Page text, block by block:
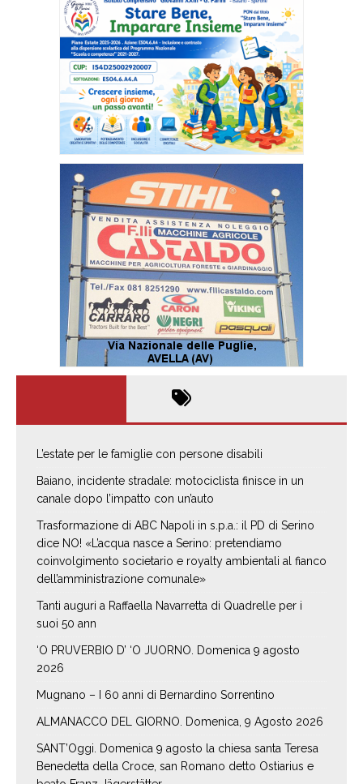
L’estate per le famiglie con persone disabili
Baiano, incidente stradale: motociclista finisce in un
canale dopo l’impatto con un’auto
Trasformazione di ABC Napoli in s.p.a.: il PD di Serino
dice NO! «L’acqua nasce a Serino: pretendiamo
coinvolgimento societario e royalty ambientali al fianco
dell’amministrazione comunale»
Tanti auguri a Raffaella Navarretta di Quadrelle per i
suoi 50 ann
‘O PRUVERBIO D’ ‘O JUORNO. Domenica 9 agosto
2026
Mugnano – I 60 anni di Bernardino Sorrentino
ALMANACCO DEL GIORNO. Domenica, 9 Agosto 2026
SANT’Oggi. Domenica 9 agosto la chiesa santa Teresa
Benedetta della Croce, san Romano detto Ostiarius e